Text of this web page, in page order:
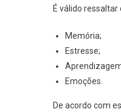
É válido
Memória;
Estresse;
Emoções.
De acordo com